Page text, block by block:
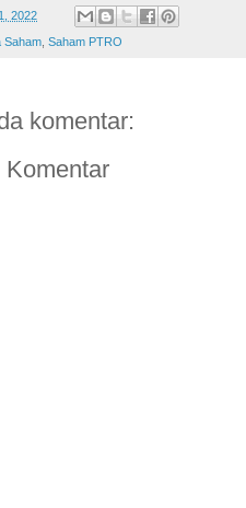
2022
Saham Saham PTRO
komentar:
Komentar